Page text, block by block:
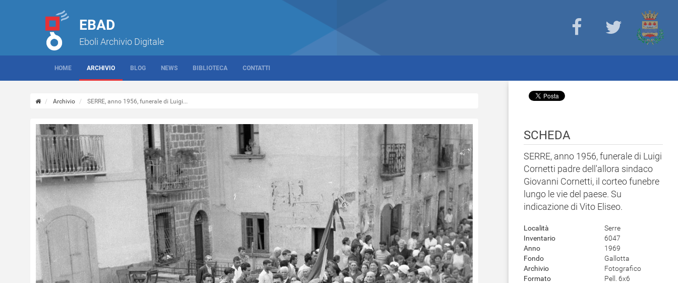
EBAD
Eboli Archivio Digitale
HOME ARCHIVIO BLOG NEWS BIBLIOTECA CONTATTI
Archivio SERRE, anno 1956, funerale di Luigi...
SCHEDA
SERRE, anno 1956, funerale di Luigi
Cornetti padre dell'allora sindaco
Giovanni Cornetti, il corteo funebre
lungo le vie del paese. Su
indicazione di Vito Eliseo.
Località
Serre
Inventario
6047
Anno
1969
Fondo
Gallotta
Archivio
Fotografico
Formato
Pell. 6x6